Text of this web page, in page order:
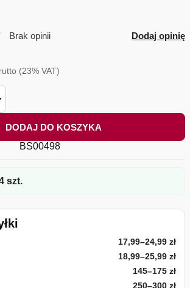
Brak opinii Dodaj opinię
(23% VAT)
DODAJ DO KOSZYKA
BS00498
szt.
17,99–24,99 zł
18,99–25,99 zł
145–175 zł
250–300 zł